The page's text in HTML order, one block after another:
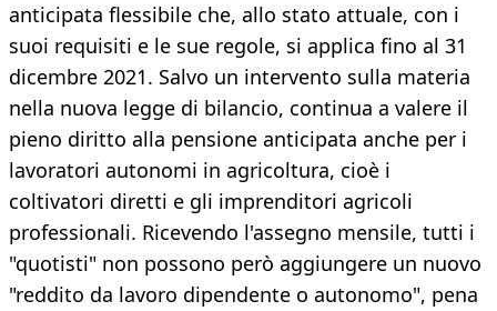
anticipata flessibile che, allo stato attuale, con i
suoi requisiti e le sue regole, si applica fino al 31
dicembre 2021. Salvo un intervento sulla materia
nella nuova legge di bilancio, continua a valere il
pieno diritto alla pensione anticipata anche per i
lavoratori autonomi in agricoltura, cioè i
coltivatori diretti e gli imprenditori agricoli
professionali. Ricevendo l'assegno mensile, tutti i
"quotisti" non possono però aggiungere un nuovo
"reddito da lavoro dipendente o autonomo", pena